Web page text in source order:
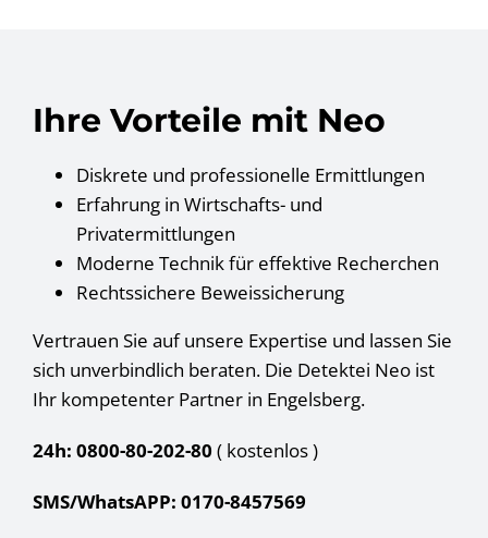
Ihre Vorteile mit Neo
Diskrete und professionelle Ermittlungen
Erfahrung in Wirtschafts- und
Privatermittlungen
Moderne Technik für effektive Recherchen
Rechtssichere Beweissicherung
Vertrauen Sie auf unsere Expertise und lassen Sie
sich unverbindlich beraten. Die Detektei Neo ist
Ihr kompetenter Partner in Engelsberg.
24h: 0800-80-202-80 ( kostenlos)
SMS/WhatsAPP: 0170-8457569